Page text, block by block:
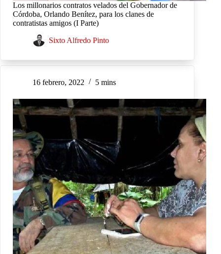
Los millonarios contratos velados del Gobernador de
Córdoba, Orlando Benítez, para los clanes de
contratistas amigos (I Parte)
Sixto Alfredo Pinto
16 febrero, 2022 5 mins